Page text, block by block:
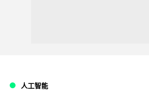
人工智能